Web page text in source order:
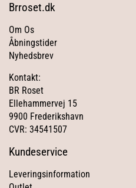
Brroset.dk
Om Os
Åbningstider
Nyhedsbrev
Kontakt:
BR Roset
Ellehammervej 15
9900 Frederikshavn
CVR: 34541507
Kundeservice
Leveringsinformation